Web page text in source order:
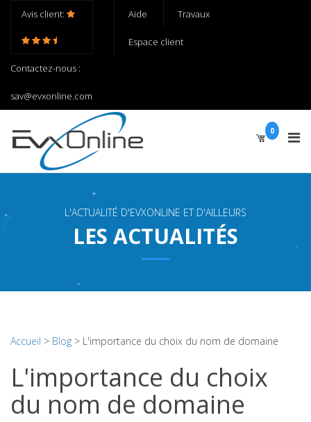
Avis client:
Contactez-nous :
sav@evxonline.com
Aide Travaux
Espace client
0
L'ACTUALITÉ D'EVXONLINE ET D'AILLEURS
LES ACTUALITÉS
Accueil > Blog > L'importance du choix du nom de domaine
L'importance du choix
du nom de domaine